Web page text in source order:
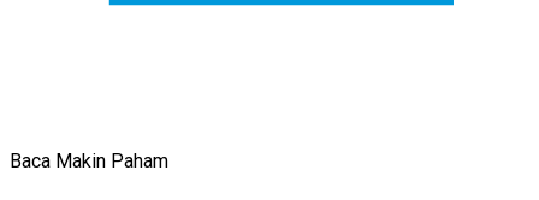
Baca Makin Paham